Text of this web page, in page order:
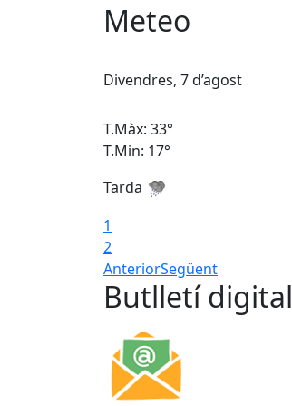
Meteo
Divendres, 7 d’agost
T.Màx: 33°
T.Min: 17°
Tarda
1
2
AnteriorSegüent
Butlletí digital